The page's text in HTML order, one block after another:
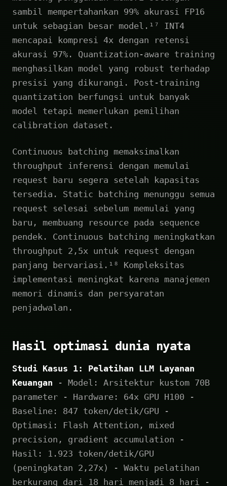
sambil mempertahankan 99% akurasi FP16
untuk sebagian besar model.¹⁷ INT4
mencapai kompresi 4x dengan retensi
akurasi 97%. Quantization-aware training
menghasilkan model yang robust terhadap
presisi yang dikurangi. Post-training
quantization berfungsi untuk banyak
model tetapi memerlukan pemilihan
calibration dataset.
Continuous batching memaksimalkan
throughput inferensi dengan memulai
request baru segera setelah kapasitas
tersedia. Static batching menunggu semua
request selesai sebelum memulai yang
baru, membuang resource pada sequence
pendek. Continuous batching meningkatkan
throughput 2,5x untuk request dengan
panjang bervariasi.¹⁸ Kompleksitas
implementasi meningkat karena manajemen
memori dinamis dan persyaratan
penjadwalan.
Hasil optimasi dunia nyata
Studi Kasus 1: Pelatihan LLM Layanan
Keuangan - Model: Arsitektur kustom 70B
parameter - Hardware: 64x GPU H100 -
Baseline: 847 token/detik/GPU -
Optimasi: Flash Attention, mixed
precision, gradient accumulation -
Hasil: 1.923 token/detik/GPU
(peningkatan 2,27x) - Waktu pelatihan
berkurang dari 18 hari menjadi 8 hari -